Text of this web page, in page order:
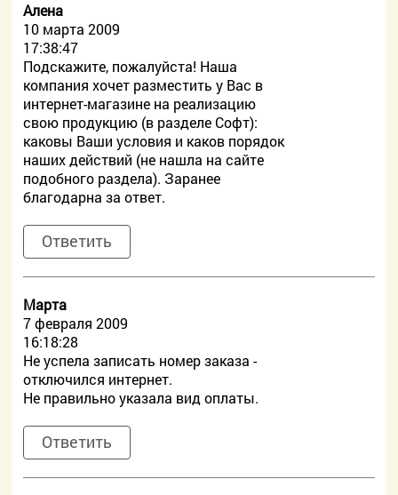
Алена
10 марта 2009
17:38:47
Подскажите, пожалуйста! Наша
компания хочет разместить у Вас в
интернет-магазине на реализацию
свою продукцию (в разделе Софт):
каковы Ваши условия и каков порядок
наших действий (не нашла на сайте
подобного раздела). Заранее
благодарна за ответ.
Ответить
Марта
7 февраля 2009
16:18:28
Не успела записать номер заказа -
отключился интернет.
Не правильно указала вид оплаты.
Ответить